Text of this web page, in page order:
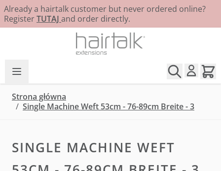
Already a hairtalk customer but never ordered online?
RegisterTUTAJ and order directly.
Strona główna
/ Single Machine Weft 53cm - 76-89cm Breite - 3
SINGLE MACHINE WEFT